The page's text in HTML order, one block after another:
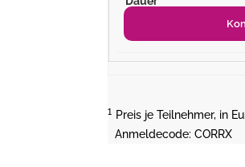
¹ Preis je Teilnehmer, in
Anmeldecode: CORRX